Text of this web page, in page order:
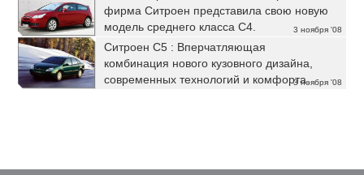
3 ноября '08
фирма Ситроен представила свою новую
модель среднего класса C4.
3 ноября '08
Ситроен C5 : Вперчатляющая
комбинация нового кузовного дизайна,
современных технологий и комфорта.